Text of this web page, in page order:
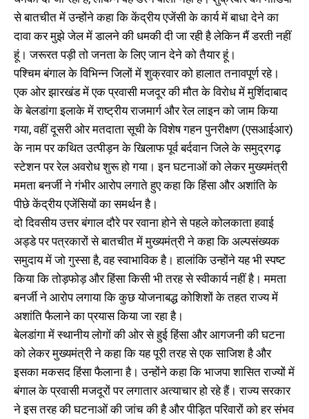
से बातचीत में उन्होंने कहा कि केंद्रीय एजेंसी के कार्य में बाधा देने का
दावा कर मुझे जेल में डालने की धमकी दी जा रही है लेकिन मैं डरती नहीं
हूं। जरूरत पड़ी तो जनता के लिए जान देने को तैयार हूं।
पश्चिम बंगाल के विभिन्न जिलों में शुक्रवार को हालात तनावपूर्ण रहे।
एक ओर झारखंड में एक प्रवासी मजदूर की मौत के विरोध में मुर्शिदाबाद
के बेलडांगा इलाके में राष्ट्रीय राजमार्ग और रेल लाइन को जाम किया
गया, वहीं दूसरी ओर मतदाता सूची के विशेष गहन पुनरीक्षण (एसआईआर)
के नाम पर कथित उत्पीड़न के खिलाफ पूर्व बर्दवान जिले के समुद्रगढ़
स्टेशन पर रेल अवरोध शुरू हो गया। इन घटनाओं को लेकर मुख्यमंत्री
ममता बनर्जी ने गंभीर आरोप लगाते हुए कहा कि हिंसा और अशांति के
पीछे केंद्रीय एजेंसियों का समर्थन है।
दो दिवसीय उत्तर बंगाल दौरे पर रवाना होने से पहले कोलकाता हवाई
अड्डे पर पत्रकारों से बातचीत में मुख्यमंत्री ने कहा कि अल्पसंख्यक
समुदाय में जो गुस्सा है, वह स्वाभाविक है। हालांकि उन्होंने यह भी स्पष्ट
किया कि तोड़फोड़ और हिंसा किसी भी तरह से स्वीकार्य नहीं है। ममता
बनर्जी ने आरोप लगाया कि कुछ योजनाबद्ध कोशिशों के तहत राज्य में
अशांति फैलाने का प्रयास किया जा रहा है।
बेलडांगा में स्थानीय लाेगाें की ओर से हुई हिंसा और आगजनी की घटना
को लेकर मुख्यमंत्री ने कहा कि यह पूरी तरह से एक साजिश है और
इसका मकसद हिंसा फैलाना है। उन्होंने कहा कि भाजपा शासित राज्यों में
बंगाल के प्रवासी मजदूरों पर लगातार अत्याचार हो रहे हैं। राज्य सरकार
ने इस तरह की घटनाओं की जांच की है और पीड़ित परिवारों को हर संभव